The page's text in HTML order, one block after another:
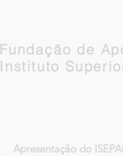
Fundação de
Instituto
Apresentação do